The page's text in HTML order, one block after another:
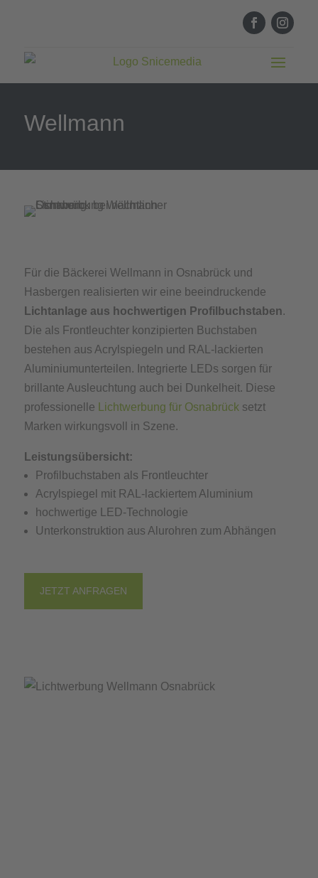
Wellmann
Für die Bäckerei Wellmann in Osnabrück und
Hasbergen realisierten wir eine beeindruckende
Lichtanlage aus hochwertigen Profilbuchstaben.
Die als Frontleuchter konzipierten Buchstaben
bestehen aus Acrylspiegeln und RAL-lackierten
Aluminiumunterteilen. Integrierte LEDs sorgen für
brillante Ausleuchtung auch bei Dunkelheit. Diese
professionelle Lichtwerbung für Osnabrücksetzt
Marken wirkungsvoll in Szene.
Leistungsübersicht:
Profilbuchstaben als Frontleuchter
Acrylspiegel mit RAL-lackiertem Aluminium
hochwertige LED-Technologie
Unterkonstruktion aus Alurohren zum Abhängen
JETZT ANFRAGEN